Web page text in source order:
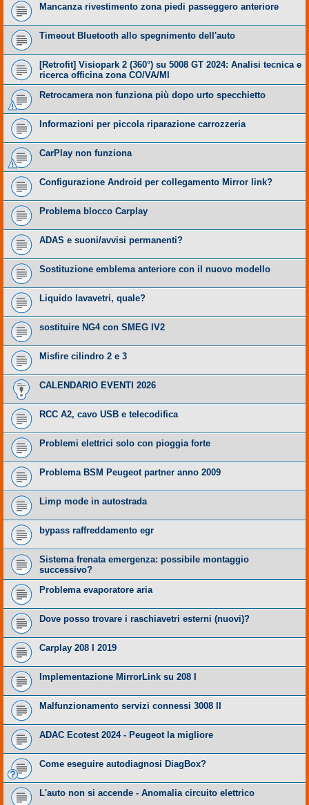
Mancanza rivestimento zona piedi passeggero anteriore
Timeout Bluetooth allo spegnimento dell'auto
​[Retrofit] Visiopark 2 (360°) su 5008 GT 2024: Analisi tecnica e
ricerca officina zona CO/VA/MI
Retrocamera non funziona più dopo urto specchietto
Informazioni per piccola riparazione carrozzeria
CarPlay non funziona
Configurazione Android per collegamento Mirror link?
Problema blocco Carplay
ADAS e suoni/avvisi permanenti?
Sostituzione emblema anteriore con il nuovo modello
Liquido lavavetri, quale?
sostituire NG4 con SMEG IV2
Misfire cilindro 2 e 3
CALENDARIO EVENTI 2026
RCC A2, cavo USB e telecodifica
Problemi elettrici solo con pioggia forte
Problema BSM Peugeot partner anno 2009
Limp mode in autostrada
bypass raffreddamento egr
Sistema frenata emergenza: possibile montaggio
successivo?
Problema evaporatore aria
Dove posso trovare i raschiavetri esterni (nuovi)?
Carplay 208 I 2019
Implementazione MirrorLink su 208 I
Malfunzionamento servizi connessi 3008 II
ADAC Ecotest 2024 - Peugeot la migliore
Come eseguire autodiagnosi DiagBox?
L'auto non si accende - Anomalia circuito elettrico